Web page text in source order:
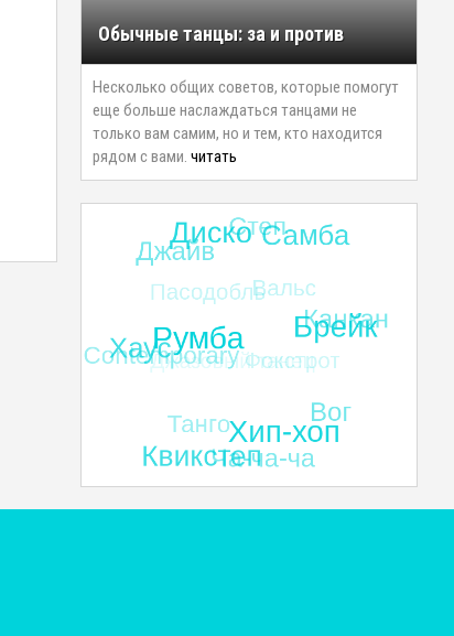
Обычные танцы: за и против
Несколько общих советов, которые помогут
еще больше наслаждаться танцами не
только вам самим, но и тем, кто находится
рядом с вами. читать